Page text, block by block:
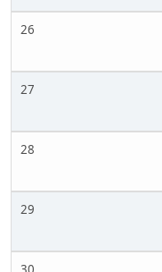
26
27
28
29